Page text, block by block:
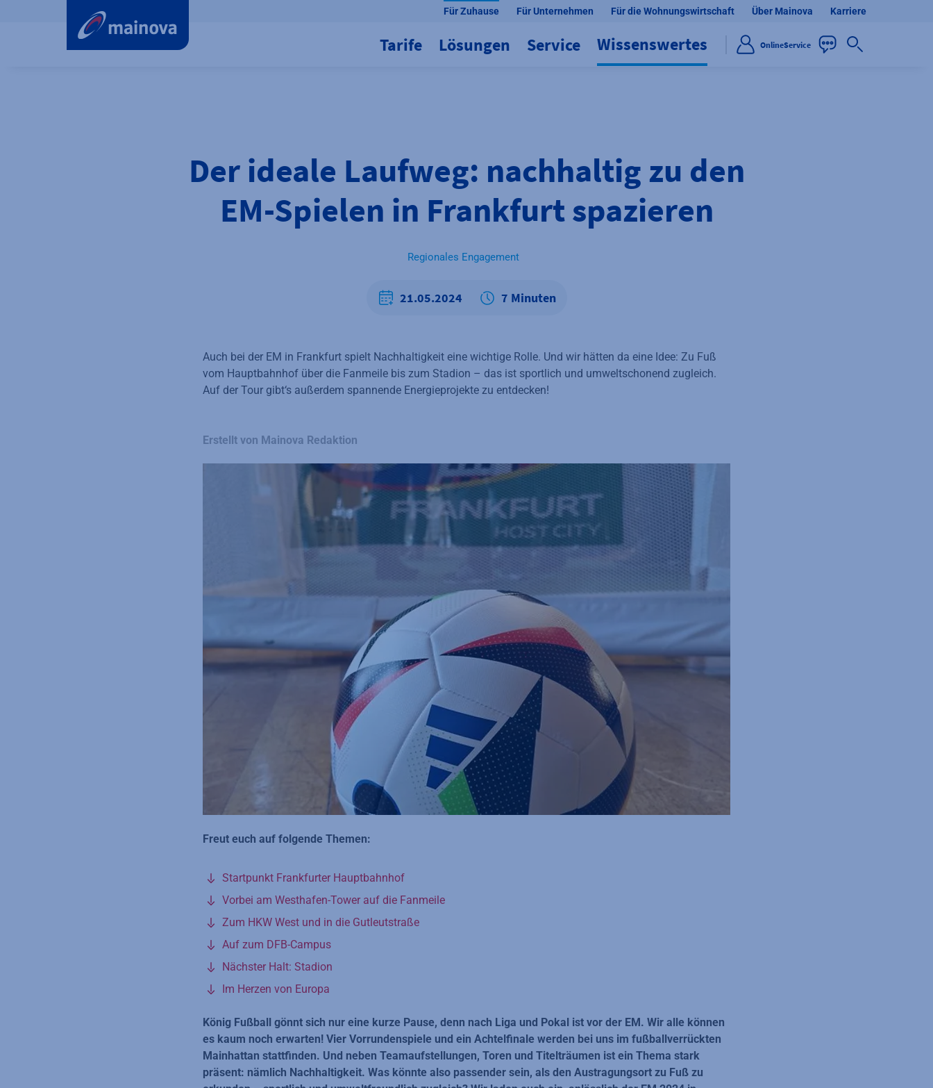
Für Zuhause Für Unternehmen Für die Wohnungswirtschaft Über Mainova Karriere
Tarife Lösungen Service Wissenswertes OnlineService
Der ideale Laufweg: nachhaltig zu den
EM-Spielen in Frankfurt spazieren
Regionales Engagement
21.05.2024 7 Minuten
Auch bei der EM in Frankfurt spielt Nachhaltigkeit eine wichtige Rolle. Und wir hätten da eine Idee: Zu Fuß
vom Hauptbahnhof über die Fanmeile bis zum Stadion – das ist sportlich und umweltschonend zugleich.
Auf der Tour gibt‘s außerdem spannende Energieprojekte zu entdecken!
Erstellt von Mainova Redaktion
Freut euch auf folgende Themen:
Startpunkt Frankfurter Hauptbahnhof
Vorbei am Westhafen-Tower auf die Fanmeile
Zum HKW West und in die Gutleutstraße
Auf zum DFB-Campus
Nächster Halt: Stadion
Im Herzen von Europa
König Fußball gönnt sich nur eine kurze Pause, denn nach Liga und Pokal ist vor der EM. Wir alle können
es kaum noch erwarten! Vier Vorrundenspiele und ein Achtelfinale werden bei uns im fußballverrückten
Mainhattan stattfinden. Und neben Teamaufstellungen, Toren und Titelträumen ist ein Thema stark
präsent: nämlich Nachhaltigkeit. Was könnte also passender sein, als den Austragungsort zu Fuß zu